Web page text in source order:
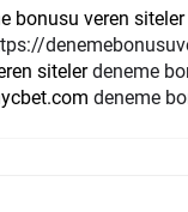
bonusu veren
sitelerdeneme
deneme